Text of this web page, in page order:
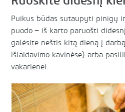
Puikus būdas sutaupyti pinigų
puodo – iš karto paruošti
galėsite neštis kitą dieną į
išlaidavimo kavinėse) arba
vakarienei.